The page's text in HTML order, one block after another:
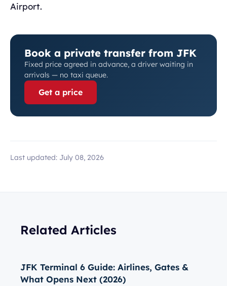
Airport.
Book a private transfer from JFK
Fixed price agreed in advance, a driver waiting in
arrivals — no taxi queue.
Get a price
Last updated: July 08, 2026
Related Articles
JFK Terminal 6 Guide: Airlines, Gates &
What Opens Next (2026)